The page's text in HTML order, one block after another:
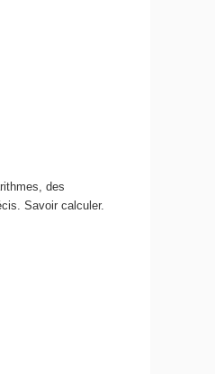
des
Savoir calculer.